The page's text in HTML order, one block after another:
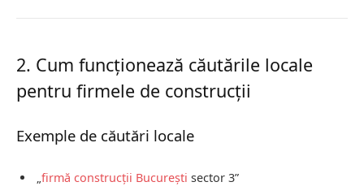
2. Cum funcționează căutările locale
pentru firmele de construcții
Exemple de căutări locale
„firmă construcții București sector 3”